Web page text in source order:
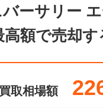
ーサリー
額で売却す
取相場額